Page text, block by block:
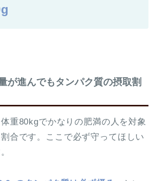
が進んでもタンパク質の摂取割
重80kgでかなりの肥満の人を対象
合です。ここで必ず守ってほしい